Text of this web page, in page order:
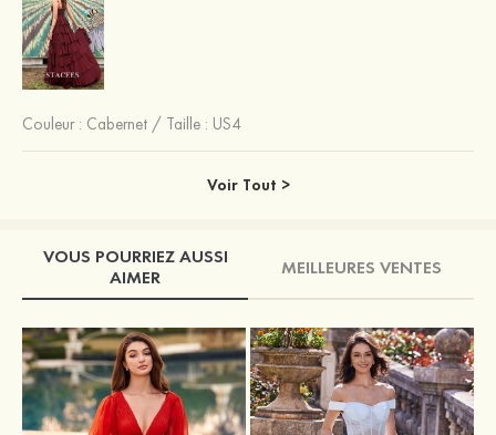
Couleur : Cabernet / Taille : US4
Voir Tout >
VOUS POURRIEZ AUSSI
AIMER
MEILLEURES VENTES